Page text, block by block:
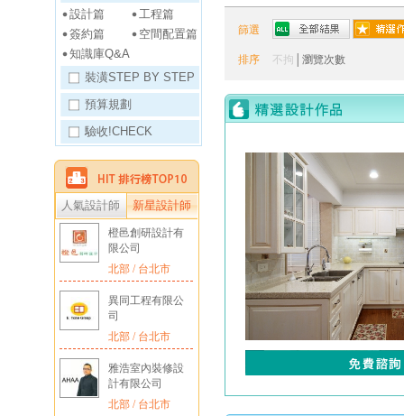
設計篇
工程篇
簽約篇
空間配置篇
知識庫Q&A
裝潢STEP BY STEP
預算規劃
驗收!CHECK
人氣設計師 新星設計師
橙邑創研設計有
限公司
北部 / 台北市
異同工程有限公
司
北部 / 台北市
雅浩室內裝修設
計有限公司
北部 / 台北市
篩選
排序 不拘 瀏覽次數